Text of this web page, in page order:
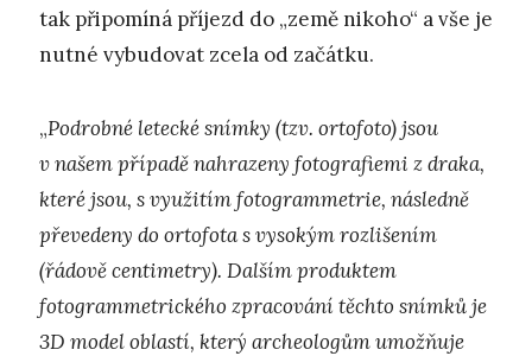
tak připomíná příjezd do „země nikoho“ a vše je
nutné vybudovat zcela od začátku.
„Podrobné letecké snímky (tzv. ortofoto) jsou
v našem případě nahrazeny fotografiemi z draka,
které jsou, s využitím fotogrammetrie, následně
převedeny do ortofota s vysokým rozlišením
(řádově centimetry). Dalším produktem
fotogrammetrického zpracování těchto snímků je
3D model oblastí, který archeologům umožňuje